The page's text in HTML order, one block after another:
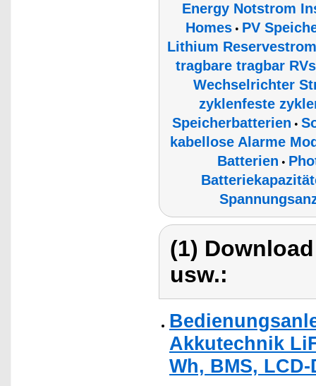
Energy Notstrom
Homes• PV
Lithium Reservestrom
tragbare tragbar RVs
Wechselrichter
zyklenfeste
Speicherbatterien •
kabellose Alarme
Batterien •
(1)
usw.:
Akkutechnik
Wh, BMS,